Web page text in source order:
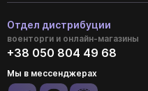
Отдел дистрибуции
военторги и онлайн-магазины
+38 050 804 49 68
Мы в мессенджерах